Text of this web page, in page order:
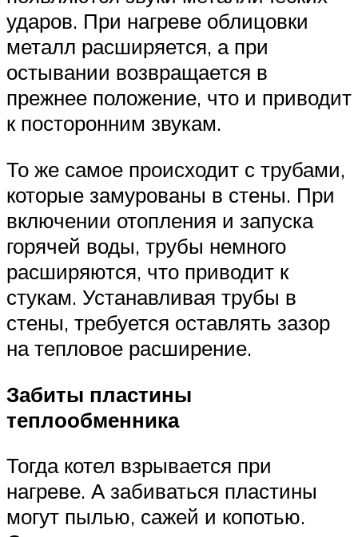
ударов. При нагреве облицовки
металл расширяется, а при
остывании возвращается в
прежнее положение, что и приводит
к посторонним звукам.
То же самое происходит с трубами,
которые замурованы в стены. При
включении отопления и запуска
горячей воды, трубы немного
расширяются, что приводит к
стукам. Устанавливая трубы в
стены, требуется оставлять зазор
на тепловое расширение.
Забиты пластины
теплообменника
Тогда котел взрывается при
нагреве. А забиваться пластины
могут пылью, сажей и копотью.